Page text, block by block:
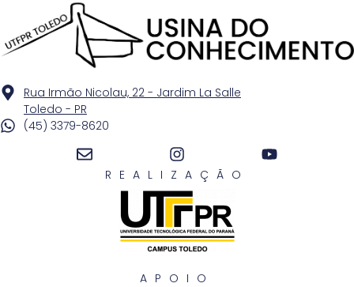
Rua Irmão Nicolau, 22 - Jardim La Salle
Toledo - PR
(45) 3379-8620
REALIZAÇÃO
APOIO